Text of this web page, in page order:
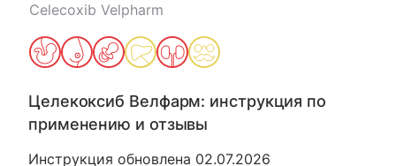
Celecoxib Velpharm
Целекоксиб Велфарм: инструкция по
применению и отзывы
Инструкция обновлена 02.07.2026